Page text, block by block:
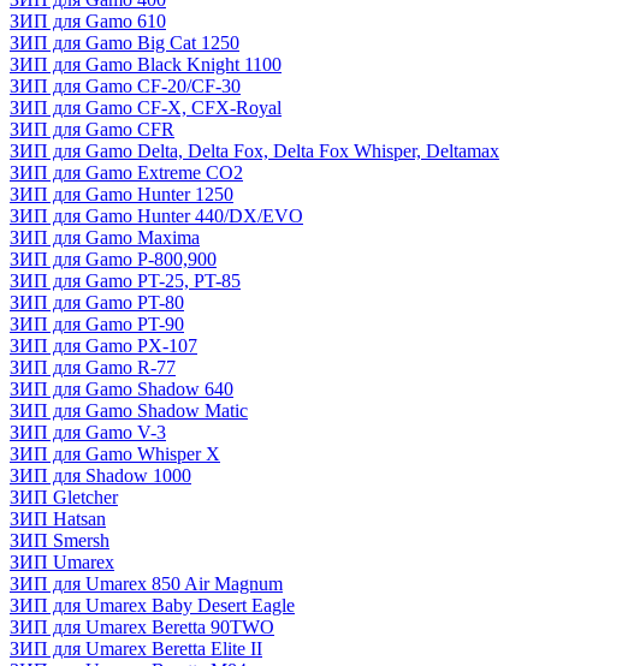
ЗИП для Gamo 610
ЗИП для Gamo Big Cat 1250
ЗИП для Gamo Black Knight 1100
ЗИП для Gamo CF-20/CF-30
ЗИП для Gamo CF-X, CFX-Royal
ЗИП для Gamo CFR
ЗИП для Gamo Delta, Delta Fox, Delta Fox Whisper, Deltamax
ЗИП для Gamo Extreme CO2
ЗИП для Gamo Hunter 1250
ЗИП для Gamo Hunter 440/DX/EVO
ЗИП для Gamo Maxima
ЗИП для Gamo P-800,900
ЗИП для Gamo PT-25, PT-85
ЗИП для Gamo PT-80
ЗИП для Gamo PT-90
ЗИП для Gamo PX-107
ЗИП для Gamo R-77
ЗИП для Gamo Shadow 640
ЗИП для Gamo Shadow Matic
ЗИП для Gamo V-3
ЗИП для Gamo Whisper X
ЗИП для Shadow 1000
ЗИП Gletcher
ЗИП Hatsan
ЗИП Smersh
ЗИП Umarex
ЗИП для Umarex 850 Air Magnum
ЗИП для Umarex Baby Desert Eagle
ЗИП для Umarex Beretta 90TWO
ЗИП для Umarex Beretta Elite II